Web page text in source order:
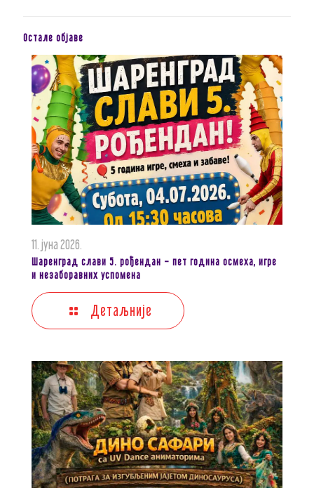
Остале објаве
11. јуна 2026.
Шаренград слави 5. рођендан – пет година осмеха, игре
и незаборавних успомена
Детаљније